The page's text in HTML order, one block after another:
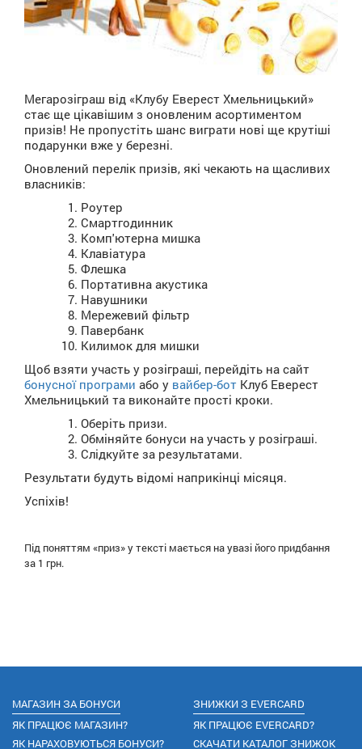
Мегарозіграш від «Клубу Еверест Хмельницький»
стає ще цікавішим з оновленим асортиментом
призів! Не пропустіть шанс виграти нові ще крутіші
подарунки вже у березні.
Оновлений перелік призів, які чекають на щасливих
власників:
Роутер
Смартгодинник
Комп'ютерна мишка
Клавіатура
Флешка
Портативна акустика
Навушники
Мережевий фільтр
Павербанк
Килимок для мишки
Щоб взяти участь у розіграші, перейдіть на сайт
бонусної програми або у вайбер-бот Клуб Еверест
Хмельницький та виконайте прості кроки.
Оберіть призи.
Обміняйте бонуси на участь у розіграші.
Слідкуйте за результатами.
Результати будуть відомі наприкінці місяця.
Успіхів!
Під поняттям «приз» у тексті мається на увазі його придбання
за 1 грн.
МАГАЗИН ЗА БОНУСИ
ЯК ПРАЦЮЄ МАГАЗИН?
ЯК НАРАХОВУЮТЬСЯ БОНУСИ?
ЗНИЖКИ З EVERCARD
ЯК ПРАЦЮЄ EVERCARD?
СКАЧАТИ КАТАЛОГ ЗНИЖОК